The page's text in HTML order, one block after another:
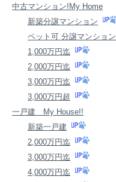
中古マンション!My Home
新築分譲マンション
ペット可 分譲マンション
1,000万円迄
2,000万円迄
3,000万円迄
3,000万円超
一戸建 My House!!
新築一戸建
2,000万円迄
3,000万円迄
4,000万円迄